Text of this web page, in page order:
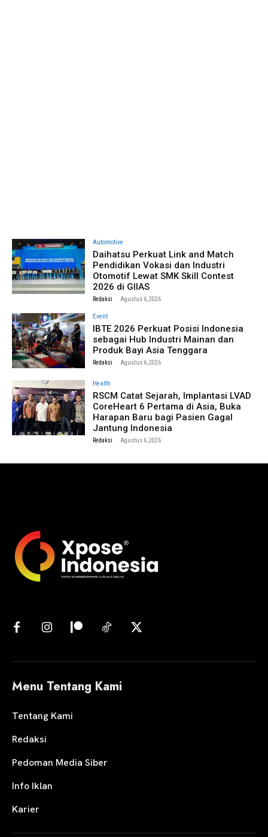
Automotive
Daihatsu Perkuat Link and Match
Pendidikan Vokasi dan Industri
Otomotif Lewat SMK Skill Contest
2026 di GIIAS
Redaksi - Agustus 6, 2026
Event
IBTE 2026 Perkuat Posisi Indonesia
sebagai Hub Industri Mainan dan
Produk Bayi Asia Tenggara
Redaksi - Agustus 6, 2026
Health
RSCM Catat Sejarah, Implantasi LVAD
CoreHeart 6 Pertama di Asia, Buka
Harapan Baru bagi Pasien Gagal
Jantung Indonesia
Redaksi - Agustus 6, 2026
Menu Tentang Kami
Tentang Kami
Redaksi
Pedoman Media Siber
Info Iklan
Karier